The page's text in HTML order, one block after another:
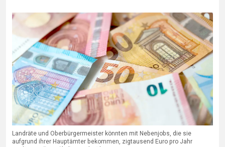
Landräte und Oberbürgermeister könnten mit Nebenjobs, die sie
aufgrund ihrer Hauptämter bekommen, zigtausend Euro pro Jahr